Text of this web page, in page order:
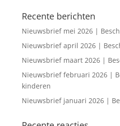
Recente berichten
Nieuwsbrief mei 2026 |
Nieuwsbrief april 2026 |
Nieuwsbrief maart 2026 |
Nieuwsbrief februari 2026 |
kinderen
Nieuwsbrief januari 2026 |